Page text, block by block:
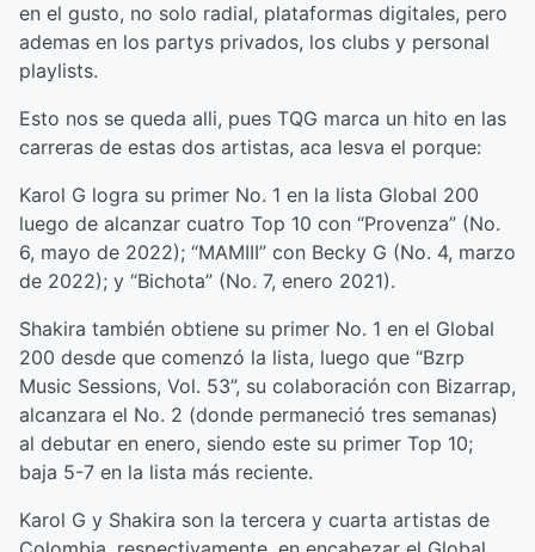
en el gusto, no solo radial, plataformas digitales, pero
ademas en los partys privados, los clubs y personal
playlists.
Esto nos se queda alli, pues TQG marca un hito en las
carreras de estas dos artistas, aca lesva el porque:
Karol G logra su primer No. 1 en la lista Global 200
luego de alcanzar cuatro Top 10 con “Provenza” (No.
6, mayo de 2022); “MAMIII” con Becky G (No. 4, marzo
de 2022); y “Bichota” (No. 7, enero 2021).
Shakira también obtiene su primer No. 1 en el Global
200 desde que comenzó la lista, luego que “Bzrp
Music Sessions, Vol. 53”, su colaboración con Bizarrap,
alcanzara el No. 2 (donde permaneció tres semanas)
al debutar en enero, siendo este su primer Top 10;
baja 5-7 en la lista más reciente.
Karol G y Shakira son la tercera y cuarta artistas de